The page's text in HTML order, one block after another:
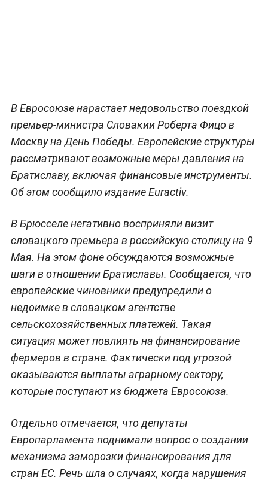
В Евросоюзе нарастает недовольство поездкой
премьер-министра Словакии Роберта Фицо в
Москву на День Победы. Европейские структуры
рассматривают возможные меры давления на
Братиславу, включая финансовые инструменты.
Об этом сообщило издание Euractiv.
В Брюсселе негативно восприняли визит
словацкого премьера в российскую столицу на 9
Мая. На этом фоне обсуждаются возможные
шаги в отношении Братиславы. Сообщается, что
европейские чиновники предупредили о
недоимке в словацком агентстве
сельскохозяйственных платежей. Такая
ситуация может повлиять на финансирование
фермеров в стране. Фактически под угрозой
оказываются выплаты аграрному сектору,
которые поступают из бюджета Евросоюза.
Отдельно отмечается, что депутаты
Европарламента поднимали вопрос о создании
механизма заморозки финансирования для
стран ЕС. Речь шла о случаях, когда нарушения